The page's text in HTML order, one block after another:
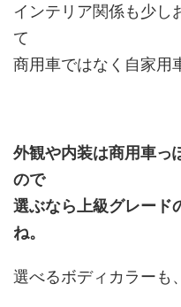
インテリア関係も少し
て
商用車ではなく自家用
外観や内装は商用車っ
ので
選ぶなら上級グレード
ね。
選べるボディカラーも